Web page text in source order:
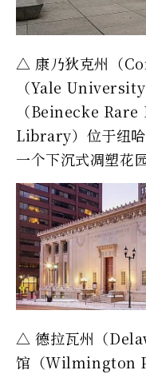
△ 康乃狄克州（
（Yale
（Beinecke
Library）位于纽
一个下沉式凋塑花
△ 德拉瓦州（
馆（Wilmington